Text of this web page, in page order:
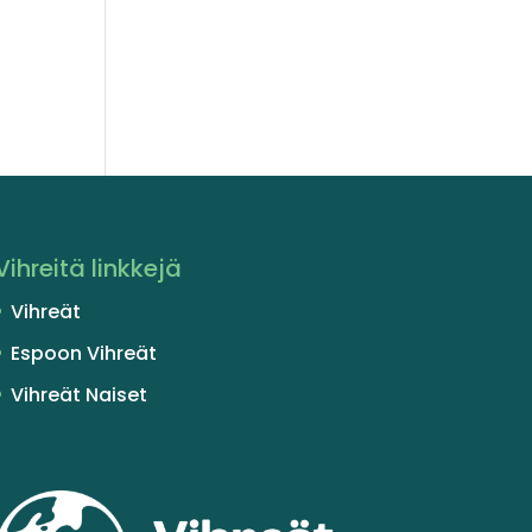
linkkejä
Vihreät
Espoon Vihreät
Vihreät Naiset